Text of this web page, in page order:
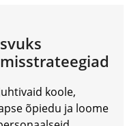
koole,
õpiedu ja loome